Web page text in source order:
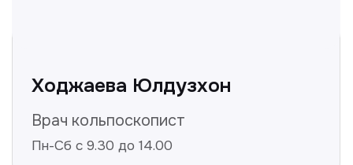
Не нашли ответ на ваш
вопрос? Оставьте заявку,
и мы ответим!